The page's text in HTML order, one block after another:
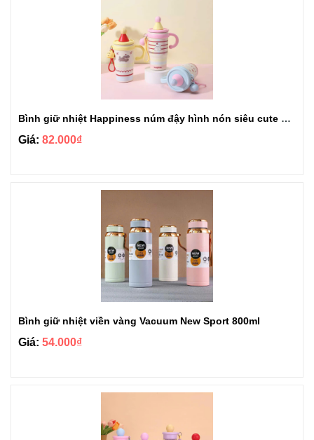
Bình giữ nhiệt Happiness núm đậy hình nón siêu cute 650ml
Giá: 82.000₫
Bình giữ nhiệt viền vàng Vacuum New Sport 800ml
Giá: 54.000₫